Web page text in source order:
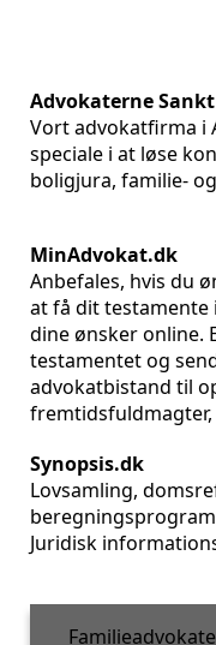
Advokaterne
Vort advokatfirma i
speciale i at løse
boligjura, familie-
MinAdvokat.dk
Anbefales, hvis du
at få dit testamente
dine ønsker online.
testamentet og
advokatbistand til
Synopsis.dk
Lovsamling,
Juridisk